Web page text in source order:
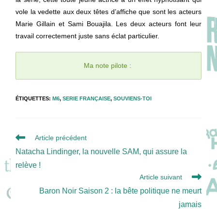
vole la vedette aux deux têtes d’affiche que sont les acteurs
Marie Gillain et Sami Bouajila. Les deux acteurs font leur
travail correctement juste sans éclat particulier.
Ma note pilote :
ÉTIQUETTES:M6, SERIE FRANÇAISE, SOUVIENS-TOI
Read
articles
Article précédent
Natacha Lindinger, la nouvelle SAM, qui assure la
relève !
Article suivant
Baron Noir Saison 2 : la bête politique ne meurt
jamais